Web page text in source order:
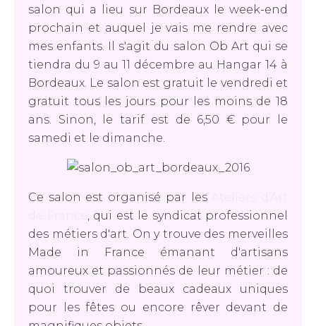
salon qui a lieu sur Bordeaux le week-end
prochain et auquel je vais me rendre avec
mes enfants. Il s'agit du salon Ob Art qui se
tiendra du 9 au 11 décembre au Hangar 14 à
Bordeaux. Le salon est gratuit le vendredi et
gratuit tous les jours pour les moins de 18
ans. Sinon, le tarif est de 6,50 € pour le
samedi et le dimanche.
Ce salon est organisé par les
, qui est le syndicat professionnel
des métiers d'art. On y trouve des merveilles
Made in France émanant d'artisans
amoureux et passionnés de leur métier : de
quoi trouver de beaux cadeaux uniques
pour les fêtes ou encore rêver devant de